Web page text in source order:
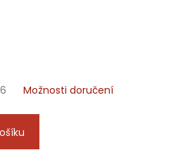
Možnosti doručení